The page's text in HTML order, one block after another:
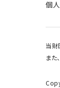
個
当財
また